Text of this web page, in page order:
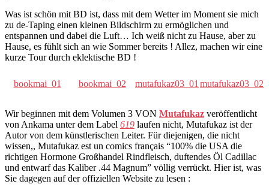
Was ist schön mit BD ist, dass mit dem Wetter im Moment sie mich
zu de-Taping einen kleinen Bildschirm zu ermöglichen und
entspannen und dabei die Luft… Ich weiß nicht zu Hause, aber zu
Hause, es fühlt sich an wie Sommer bereits ! Allez, machen wir eine
kurze Tour durch eklektische BD !
bookmai_01 bookmai_02 mutafukaz03_01mutafukaz03_02
Wir beginnen mit dem Volumen 3 VON Mutafukaz veröffentlicht
von Ankama unter dem Label 619 laufen nicht, Mutafukaz ist der
Autor von dem künstlerischen Leiter. Für diejenigen, die nicht
wissen,, Mutafukaz est un comics français “100% die USA die
richtigen Hormone Großhandel Rindfleisch, duftendes Öl Cadillac
und entwarf das Kaliber .44 Magnum” völlig verrückt. Hier ist, was
Sie dagegen auf der offiziellen Website zu lesen :